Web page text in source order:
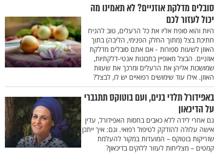
סובלים מדלקת אוזניים? לא תאמינו מה
יכול לעזור לכם
היות והוא סופח אליו את כל הרעלים, טוב להניח
חתיכת בצל (מתוך החלק הפנימי, הליבה) בתוך
האוזן לשעות ספורות - אם אתם סובלים מדלקת
אוזניים. הבצל מאופיין בתכונות אנטי-דלקתיות,
שמושכות אליהן את הרעלים ומרכך את שעוות
האוזן. אילו עוד שימושים רפואיים יש לו, לבצל?
באפידורל תלדי בנים, ועם בוטוקס תתגברי
על הדיכאון
גם אחרי לידה ללא כאבים בחסות האפידורל, עדין
אישה עלולה להזדקק לטיפול רפואי. וגם: איך ייתכן
שזריקות בוטוקס – המועדות במקור להעלמת
קמטים – מצליחות לעזור ללוקים בדיכאון?